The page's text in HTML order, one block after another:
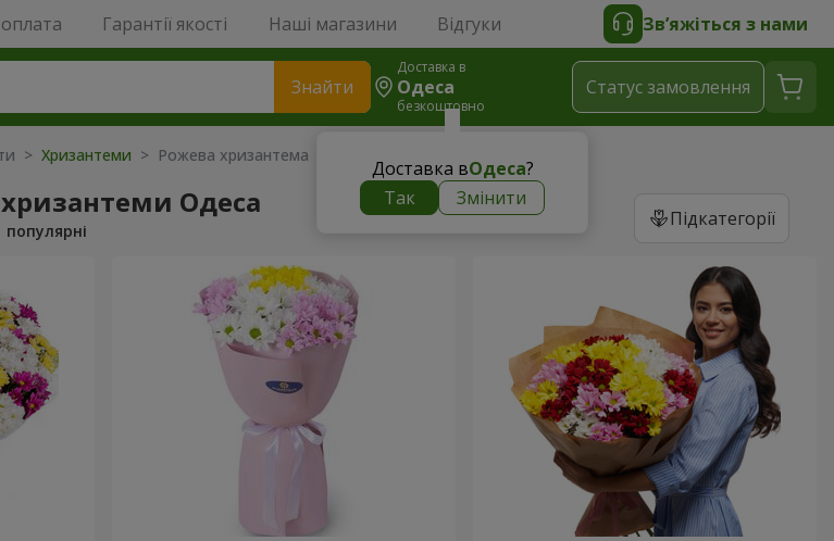
Гарантії якості Наші магазини Відгуки Зв’яжіться з нами
Знайти
Доставка в
Одеса
безкоштовно
Доставка вОдеса?
Так
Змінити
Статус замовлення
> Хризантеми > Рожева хризантема
Одеса Підкатегорії
популярні